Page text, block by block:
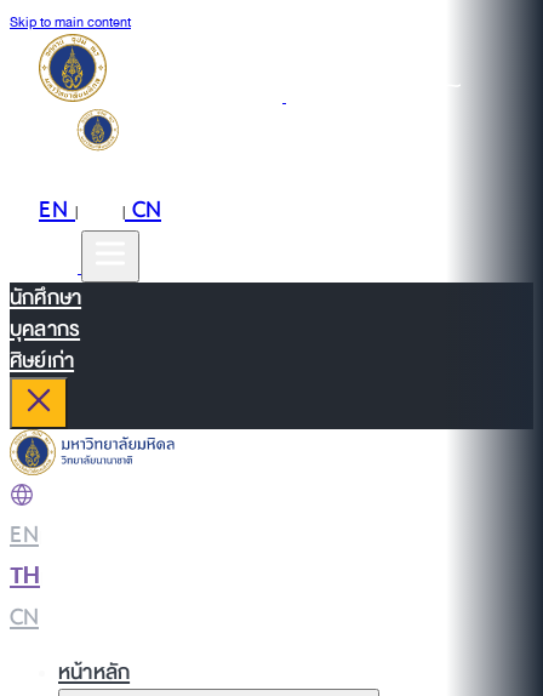
Skip to main content
EN| |CN
นักศึกษา
บุคลากร
ศิษย์เก่า
EN
TH
CN
หน้าหลัก